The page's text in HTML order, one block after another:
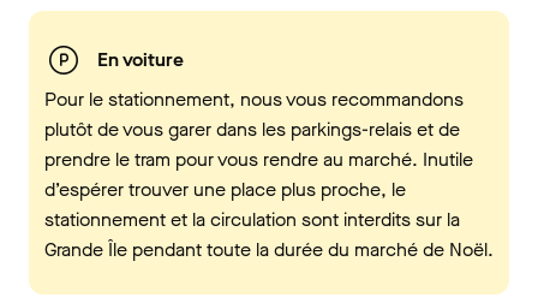
En voiture
Pour le stationnement, nous vous recommandons
plutôt de vous garer dans les parkings-relais et de
prendre le tram pour vous rendre au marché. Inutile
d’espérer trouver une place plus proche, le
stationnement et la circulation sont interdits sur la
Grande Île pendant toute la durée du marché de Noël.